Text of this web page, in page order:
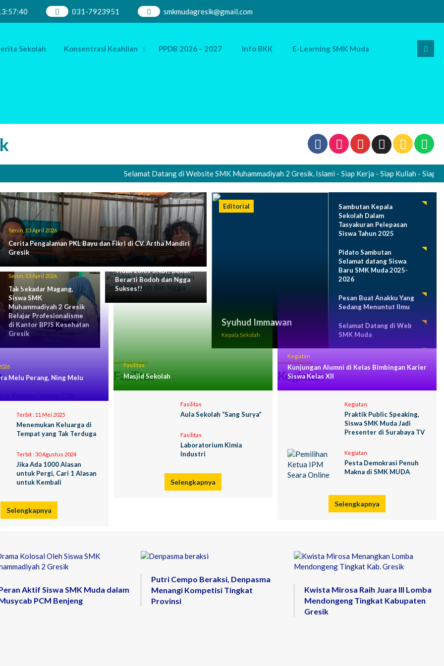
:57:41 031-7923951 smkmudagresik@gmail.com
Sekolah Konsentrasi Keahlian PPDB 2026 – 2027 Info BKK E-Learning SMK Muda
Selamat Datang di Website SMK Muhammadiyah 2 Gresik. Islami - Siap Kerja - Siap Kuliah - Siap
Senin, 13 April 2026
Cerita Pengalaman PKL Bayu dan Fikri di CV. Artha Mandiri
Gresik
Senin, 13 April 2026
Tak Sekadar Magang,
Siswa SMK
Muhammadiyah 2 Gresik
Belajar Profesionalisme
di Kantor BPJS Kesehatan
Gresik
Rabu, 1 April 2026
Tidak Lolos SNBP, Bukan
Berarti Bodoh dan Ngga
Sukses!!
Editorial
Syuhud Immawan
Kepala Sekolah
Sambutan Kepala
Sekolah Dalam
Tasyakuran Pelepasan
Siswa Tahun 2025
Pidato Sambutan
Selamat datang Siswa
Baru SMK Muda 2025-
2026
Pesan Buat Anakku Yang
Sedang Menuntut Ilmu
Selamat Datang di Web
SMK Muda
Melu Perang, Ning Melu
Terbit : 11 Mei 2025
Menemukan Keluarga di
Tempat yang Tak Terduga
Terbit : 30 Agustus 2024
Jika Ada 1000 Alasan
untuk Pergi, Cari 1 Alasan
untuk Kembali
Selengkapnya
Fasilitas
Fasilitas
Masjid Sekolah
Fasilitas
Aula Sekolah “Sang Surya”
Fasilitas
Laboratorium Kimia
Industri
Selengkapnya
Kegiatan
Kegiatan
Kunjungan Alumni di Kelas Bimbingan Karier
Siswa Kelas XII
Kegiatan
Praktik Public Speaking,
Siswa SMK Muda Jadi
Presenter di Surabaya TV
Kegiatan
Pesta Demokrasi Penuh
Makna di SMK MUDA
Selengkapnya
Aktif Siswa SMK Muda dalam
PCM Benjeng
Putri Cempo Beraksi, Denpasma
Menangi Kompetisi Tingkat
Provinsi
Kwista Mirosa Raih Juara III Lomba
Mendongeng Tingkat Kabupaten
Gresik